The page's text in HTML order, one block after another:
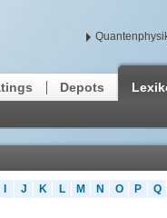
Depots
J K L M N O P Q